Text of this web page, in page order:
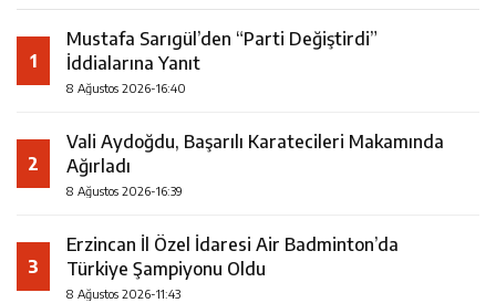
1
Mustafa Sarıgül’den “Parti Değiştirdi”
İddialarına Yanıt
8 Ağustos 2026-16:40
2
Vali Aydoğdu, Başarılı Karatecileri Makamında
Ağırladı
8 Ağustos 2026-16:39
3
Erzincan İl Özel İdaresi Air Badminton’da
Türkiye Şampiyonu Oldu
8 Ağustos 2026-11:43